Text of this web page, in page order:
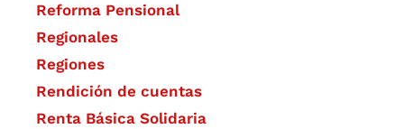
Reforma Pensional
Regionales
Regiones
Rendición de cuentas
Renta Básica Solidaria